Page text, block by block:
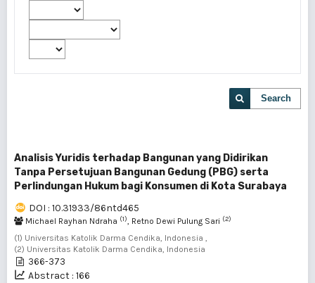
Search
Analisis Yuridis terhadap Bangunan yang Didirikan
Tanpa Persetujuan Bangunan Gedung (PBG) serta
Perlindungan Hukum bagi Konsumen di Kota Surabaya
DOI : 10.31933/86ntd465
Michael Rayhan Ndraha (1), Retno Dewi Pulung Sari (2)
(1) Universitas Katolik Darma Cendika, Indonesia ,
(2) Universitas Katolik Darma Cendika, Indonesia
366-373
Abstract : 166